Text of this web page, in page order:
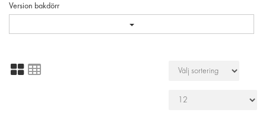
Version bakdörr